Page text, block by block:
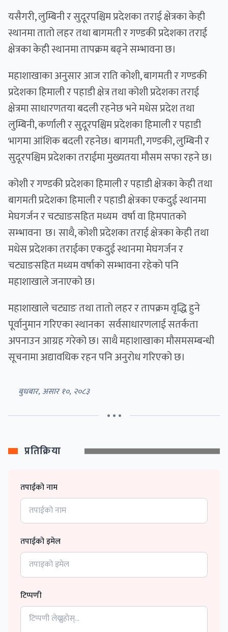
यसैगरी, लुम्बिनी र सुदूरपश्चिम प्रदेशका तराई क्षेत्रका केही
स्थानमा तातो लहर तथा बागमती र गण्डकी प्रदेशका तराई
क्षेत्रका केही स्थानमा तापक्रम बढ्ने सम्भावना छ।
महाशाखाका अनुसार आज राति कोशी, बागमती र गण्डकी
प्रदेशका हिमाली र पहाडी क्षेत्र तथा कोशी प्रदेशका तराई
क्षेत्रमा साधारणतया बदली रहनेछ भने मधेस प्रदेश तथा
लुम्बिनी, कर्णाली र सुदूरपश्चिम प्रदेशका हिमाली र पहाडी
भागमा आंशिक बदली रहनेछ। बागमती, गण्डकी, लुम्बिनी र
सुदूरपश्चिम प्रदेशका तराईमा मुख्यतया मौसम सफा रहने छ।
कोशी र गण्डकी प्रदेशका हिमाली र पहाडी क्षेत्रका केही तथा
बागमती प्रदेशका हिमाली र पहाडी क्षेत्रका एकदुई स्थानमा
मेघगर्जन र चट्याङसहित मध्यम वर्षा वा हिमपातको
सम्भावना छ। साथै, कोशी प्रदेशका तराई क्षेत्रका केही तथा
मधेस प्रदेशका तराईका एकदुई स्थानमा मेघगर्जन र
चट्याङसहित मध्यम वर्षाको सम्भावना रहेको पनि
महाशाखाले जनाएको छ।
महाशाखाले चट्याङ तथा तातो लहर र तापक्रम वृद्धि हुने
पूर्वानुमान गरिएका स्थानका सर्वसाधारणलाई सतर्कता
अपनाउन आग्रह गरेको छ। साथै महाशाखाका मौसमसम्बन्धी
सूचनामा अद्यावधिक रहन पनि अनुरोध गरिएको छ।
बुधबार, असार १०, २०८३
• • •
प्रतिक्रिया
तपाईको नाम
तपाईको इमेल
टिप्पणी